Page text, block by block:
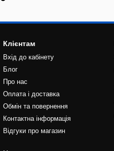
Клієнтам
Вхід до кабінету
Блог
Про нас
Оплата і доставка
Обмін та повернення
Контактна інформація
Відгуки про магазин